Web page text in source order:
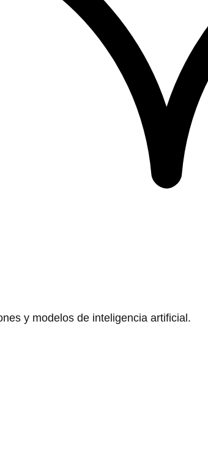
y modelos de inteligencia artificial.